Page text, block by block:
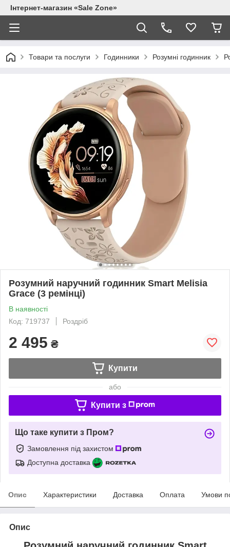
Інтернет-магазин «Sale Zone»
Товари та послуги Годинники Розумні годинник
Розумний наручний годинник Smart Melisia
Grace (3 ремінці)
В наявності
Код: 719737
Роздріб
2 495 ₴
Купити
або
Купити з
Що таке купити з Пром?
Замовлення під захистом
Доступна доставка
Опис Характеристики Доставка Оплата Умови
Опис